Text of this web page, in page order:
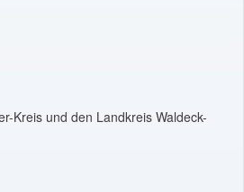
Kreis und den Landkreis Waldeck-